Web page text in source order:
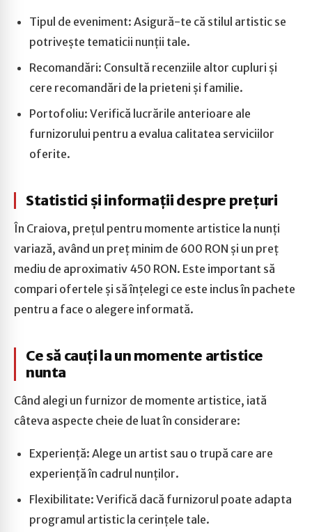
Tipul de eveniment: Asigură-te că stilul artistic se
potrivește tematicii nunții tale.
Recomandări: Consultă recenziile altor cupluri și
cere recomandări de la prieteni și familie.
Portofoliu: Verifică lucrările anterioare ale
furnizorului pentru a evalua calitatea serviciilor
oferite.
Statistici și informații despre prețuri
În Craiova, prețul pentru momente artistice la nunți
variază, având un preț minim de 600 RON și un preț
mediu de aproximativ 450 RON. Este important să
compari ofertele și să înțelegi ce este inclus în pachete
pentru a face o alegere informată.
Ce să cauți la un momente artistice
nunta
Când alegi un furnizor de momente artistice, iată
câteva aspecte cheie de luat în considerare:
Experiență: Alege un artist sau o trupă care are
experiență în cadrul nunților.
Flexibilitate: Verifică dacă furnizorul poate adapta
programul artistic la cerințele tale.